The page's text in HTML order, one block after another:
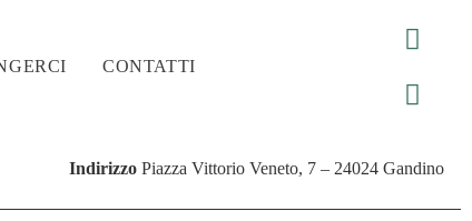
CONTATTI
Indirizzo Piazza Vittorio Veneto, 7 – 24024 Gandino